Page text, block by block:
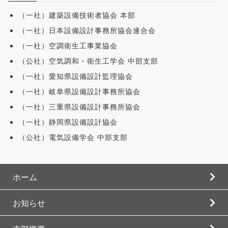
（一社）建築設備技術者協会 本部
（一社）日本設備設計事務所協会連合会
（一社）空調衛生工事業協会
（公社）空気調和・衛生工学会 中部支部
（一社）愛知県設備設計監理協会
（一社）岐阜県設備設計事務所協会
（一社）三重県設備設計事務所協会
（一社）静岡県設備設計協会
（公社）電気設備学会 中部支部
ホーム
お知らせ